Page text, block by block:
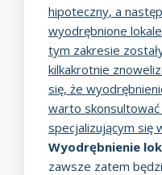
hipoteczny, a
wyodrębnione
tym zakresie
kilkakrotnie
się, że
warto
specjalizującym się
Wyodrębnienie
zawsze zatem